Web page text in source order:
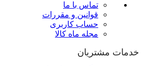
تماس با ما
قوانین و مقررات
حساب کاربری
مجله ماه کالا
خدمات مشتریان